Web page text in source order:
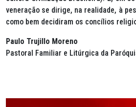
veneração se dirige, na realidade, à
como bem decidiram os concílios
Paulo Trujillo Moreno
Pastoral Familiar e Litúrgica da